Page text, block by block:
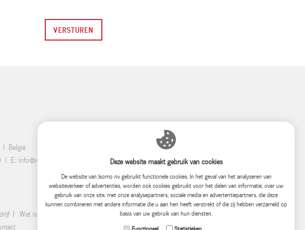
VERSTUREN
België
I E.: info@isomo.be
Wat is EPS
Deze website maakt gebruik van cookies
De website van Isomo nv gebruikt functionele cookies. In het geval van het analyseren van
websiteverkeer of advertenties, worden ook cookies gebruikt voor het delen van informatie, over uw
gebruik van onze site, met onze analysepartners, sociale media en advertentiepartners, die deze
kunnen combineren met andere informatie die u aan hen heeft verstrekt of die zij hebben verzameld op
basis van uw gebruik van hun diensten.